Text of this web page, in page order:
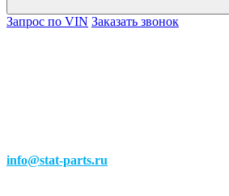
Запрос по VIN Заказать звонок
info@stat-parts.ru